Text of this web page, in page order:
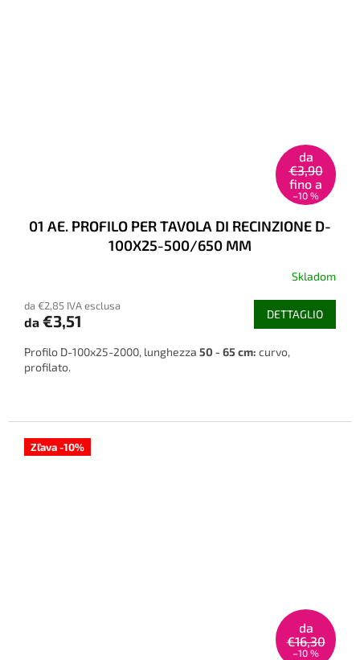
da
€3,90
fino a
–10 %
01 AE. PROFILO PER TAVOLA DI RECINZIONE D-
100X25-500/650 MM
Skladom
da €2,85 IVA esclusa
da €3,51 DETTAGLIO
Profilo D-100x25-2000, lunghezza 50 - 65 cm: curvo,
profilato.
Zľava -10%
da
€16,30
–10 %